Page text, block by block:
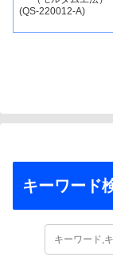
キーワード